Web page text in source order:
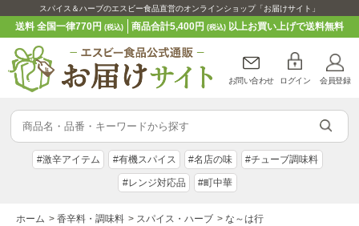
スパイス＆ハーブのエスビー食品直営のオンラインショップ「お届けサイト」
送料 全国一律770円(税込) 商品合計5,400円 (税込)以上お買い上げで送料無料
お問い合わせ ログイン 会員登録
#激辛アイテム #有機スパイス #名店の味 #チューブ調味料
#レンジ対応品 #町中華
ホーム > 香辛料・調味料 > スパイス・ハーブ > な～は行